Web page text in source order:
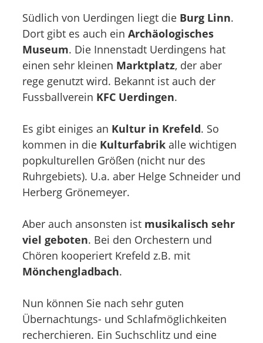
Südlich von Uerdingen liegt die Burg Linn.
Dort gibt es auch ein Archäologisches
Museum. Die Innenstadt Uerdingens hat
einen sehr kleinen Marktplatz, der aber
rege genutzt wird. Bekannt ist auch der
Fussballverein KFC Uerdingen.
Es gibt einiges an Kultur in Krefeld. So
kommen in die Kulturfabrik alle wichtigen
popkulturellen Größen (nicht nur des
Ruhrgebiets). U.a. aber Helge Schneider und
Herberg Grönemeyer.
Aber auch ansonsten ist musikalisch sehr
viel geboten. Bei den Orchestern und
Chören kooperiert Krefeld z.B. mit
Mönchengladbach.
Nun können Sie nach sehr guten
Übernachtungs- und Schlafmöglichkeiten
recherchieren. Ein Suchschlitz und eine